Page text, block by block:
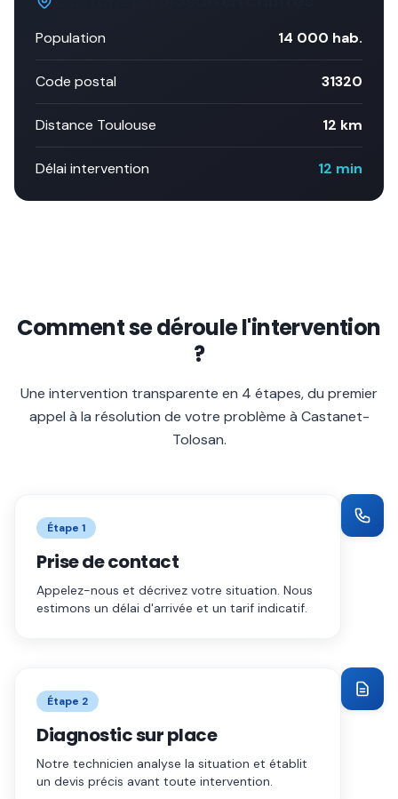
Population 14 000 hab.
Code postal 31320
Distance Toulouse 12 km
Délai intervention 12 min
Comment se déroule l'intervention
?
Une intervention transparente en 4 étapes, du premier
appel à la résolution de votre problème à Castanet-
Tolosan.
Étape 1
Prise de contact
Appelez-nous et décrivez votre situation. Nous
estimons un délai d'arrivée et un tarif indicatif.
Étape 2
Diagnostic sur place
Notre technicien analyse la situation et établit
un devis précis avant toute intervention.